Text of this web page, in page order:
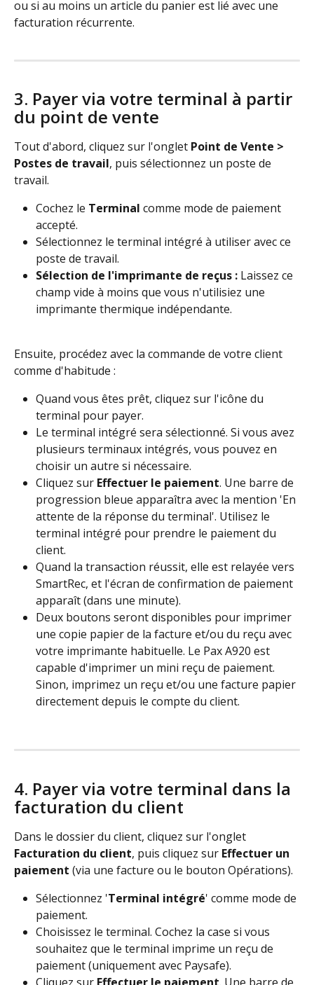
ou si au moins un article du panier est lié avec une
facturation récurrente.
3. Payer via votre terminal à partir
du point de vente
Tout d'abord, cliquez sur l'onglet Point de Vente >
Postes de travail, puis sélectionnez un poste de
travail.
Cochez le Terminal comme mode de paiement
accepté.
Sélectionnez le terminal intégré à utiliser avec ce
poste de travail.
Sélection de l'imprimante de reçus : Laissez ce
champ vide à moins que vous n'utilisiez une
imprimante thermique indépendante.
Ensuite, procédez avec la commande de votre client
comme d'habitude :
Quand vous êtes prêt, cliquez sur l'icône du
terminal pour payer.
Le terminal intégré sera sélectionné. Si vous avez
plusieurs terminaux intégrés, vous pouvez en
choisir un autre si nécessaire.
Cliquez sur Effectuer le paiement. Une barre de
progression bleue apparaîtra avec la mention 'En
attente de la réponse du terminal'. Utilisez le
terminal intégré pour prendre le paiement du
client.
Quand la transaction réussit, elle est relayée vers
SmartRec, et l'écran de confirmation de paiement
apparaît (dans une minute).
Deux boutons seront disponibles pour imprimer
une copie papier de la facture et/ou du reçu avec
votre imprimante habituelle. Le Pax A920 est
capable d'imprimer un mini reçu de paiement.
Sinon, imprimez un reçu et/ou une facture papier
directement depuis le compte du client.
4. Payer via votre terminal dans la
facturation du client
Dans le dossier du client, cliquez sur l'onglet
Facturation du client, puis cliquez sur Effectuer un
paiement (via une facture ou le bouton Opérations).
Sélectionnez 'Terminal intégré' comme mode de
paiement.
Choisissez le terminal. Cochez la case si vous
souhaitez que le terminal imprime un reçu de
paiement (uniquement avec Paysafe).